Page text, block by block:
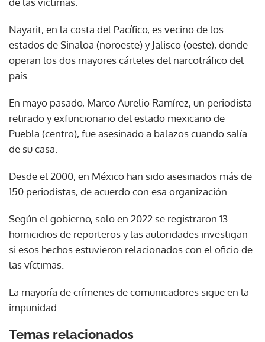
Nayarit, en la costa del Pacífico, es vecino de los
estados de Sinaloa (noroeste) y Jalisco (oeste), donde
operan los dos mayores cárteles del narcotráfico del
país.
En mayo pasado, Marco Aurelio Ramírez, un periodista
retirado y exfuncionario del estado mexicano de
Puebla (centro), fue asesinado a balazos cuando salía
de su casa.
Desde el 2000, en México han sido asesinados más de
150 periodistas, de acuerdo con esa organización.
Según el gobierno, solo en 2022 se registraron 13
homicidios de reporteros y las autoridades investigan
si esos hechos estuvieron relacionados con el oficio de
las víctimas.
La mayoría de crímenes de comunicadores sigue en la
impunidad.
Temas relacionados